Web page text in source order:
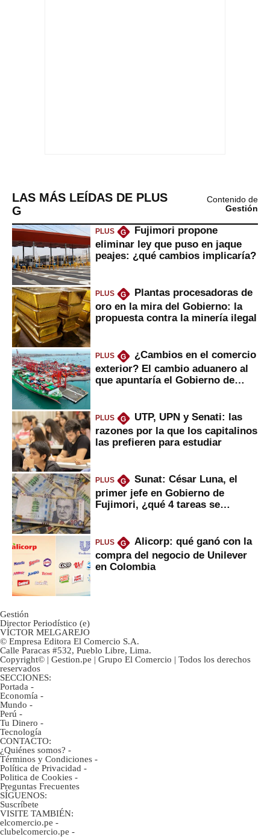
LAS MÁS LEÍDAS DE PLUS
G
Contenido de
Gestión
PLUS G
Fujimori propone
eliminar ley que puso en jaque
peajes: ¿qué cambios implicaría?
PLUS G
Plantas procesadoras de
oro en la mira del Gobierno: la
propuesta contra la minería ilegal
PLUS G
¿Cambios en el comercio
exterior? El cambio aduanero al
que apuntaría el Gobierno de
PLUS G
UTP, UPN y Senati: las
razones por la que los capitalinos
las prefieren para estudiar
PLUS G
Sunat: César Luna, el
primer jefe en Gobierno de
Fujimori, ¿qué 4 tareas se
PLUS G
Alicorp: qué ganó con la
compra del negocio de Unilever
en Colombia
Gestión
Director Periodístico (e)
VÍCTOR MELGAREJO
© Empresa Editora El Comercio S.A.
Calle Paracas #532, Pueblo Libre, Lima.
Copyright© | Gestion.pe | Grupo El Comercio | Todos los derechos
reservados
SECCIONES:
Portada -
Economía -
Mundo -
Perú -
Tu Dinero -
Tecnología
CONTACTO:
¿Quiénes somos? -
Términos y Condiciones -
Política de Privacidad -
Politica de Cookies -
Preguntas Frecuentes
SÍGUENOS:
Suscríbete
VISITE TAMBIÉN:
elcomercio.pe -
clubelcomercio.pe -